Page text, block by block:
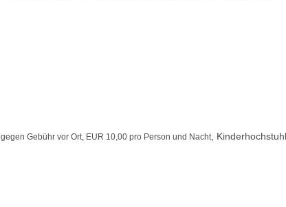
Gebühr vor Ort, EUR 10,00 pro Person und Nacht ,